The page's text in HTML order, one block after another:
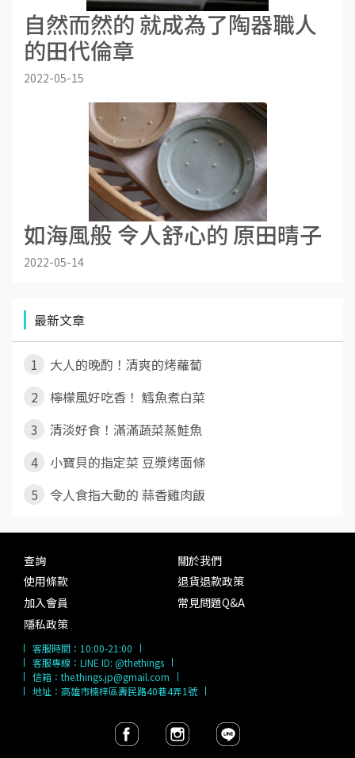
自然而然的 就成為了陶器職人
的田代倫章
2022-05-15
如海風般 令人舒心的 原田晴子
2022-05-14
最新文章
1
大人的晚酌！清爽的烤蘿蔔
2
檸檬風好吃香！ 鱈魚煮白菜
3
清淡好食！滿滿蔬菜蒸鮭魚
4
小寶貝的指定菜 豆漿烤面條
5
令人食指大動的 蒜香雞肉飯
查詢
關於我們
使用條款
退貨退款政策
加入會員
常見問題Q&A
隱私政策
客服時間： 10:00-21:00
客服專線： LINE ID: @thethings
信箱： the.things.jp@gmail.com
地址：高雄市楠梓區壽民路40巷4弄1號